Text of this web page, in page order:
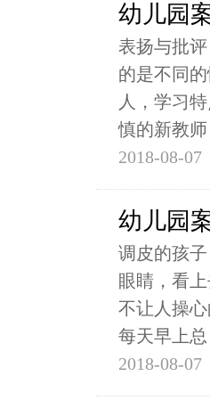
幼儿园
表扬与批
的是不同
人，学习
慎的新教师
2018-08-07
幼儿园
调皮的孩
眼睛，看
不让人操
每天早上总
2018-08-07